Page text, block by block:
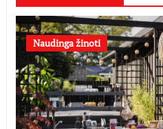
Naudinga žinoti